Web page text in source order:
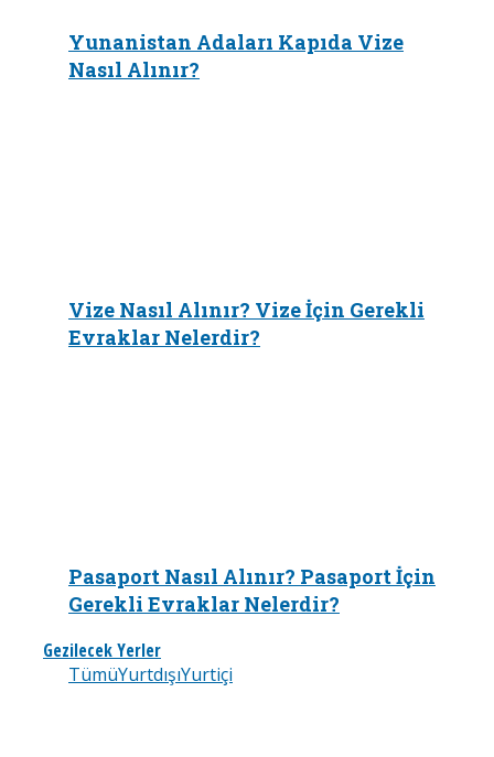
Yunanistan Adaları Kapıda Vize
Nasıl Alınır?
Vize Nasıl Alınır? Vize İçin Gerekli
Evraklar Nelerdir?
Pasaport Nasıl Alınır? Pasaport İçin
Gerekli Evraklar Nelerdir?
Gezilecek Yerler
TümüYurtdışıYurtiçi